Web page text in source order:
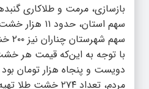
بازسازی، مرمت و طلاکاری
سهم استان،
دویست و پنجاه هزار تومان
مردم، تعداد ۲۷۴